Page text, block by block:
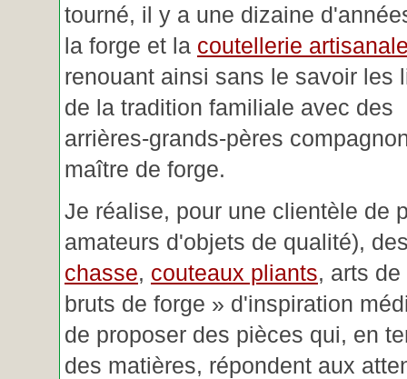
tourné, il y a une dizaine
la forge et la coutellerie
renouant ainsi sans le savoir les
de la tradition familiale avec des
arrières-grands-pères
maître de forge.
Je réalise, pour une clientèle de
amateurs d'objets de qualité),
chasse, couteaux pliants, arts
bruts de forge » d'inspiration
de proposer des pièces qui, en
des matières, répondent aux